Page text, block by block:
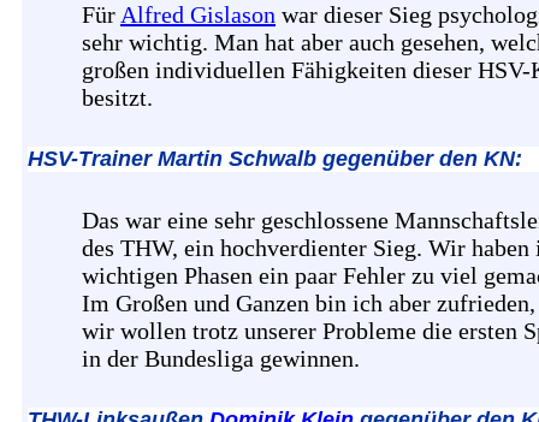
Für Alfred Gislason war dieser Sieg
sehr wichtig. Man hat aber auch gesehen,
großen individuellen Fähigkeiten dieser HSV-
besitzt.
HSV-Trainer Martin Schwalb gegenüber den KN:
Das war eine sehr geschlossene
des THW, ein hochverdienter Sieg. Wir haben
wichtigen Phasen ein paar Fehler zu viel
Im Großen und Ganzen bin ich aber
wir wollen trotz unserer Probleme die ersten
in der Bundesliga gewinnen.